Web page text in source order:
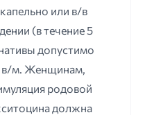
или в/в
(в течение 5
допустимо
в/м. Женщинам,
родовой
должна